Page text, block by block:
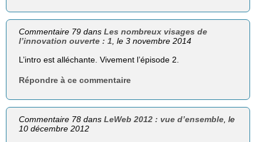
Commentaire 79 dansLes nombreux visages de
l’innovation ouverte : 1 , le 3 novembre 2014
L’intro est alléchante. Vivement l’épisode 2.
Répondre à ce commentaire
Commentaire 78 dansLeWeb 2012 : vue d’ensemble, le
10 décembre 2012